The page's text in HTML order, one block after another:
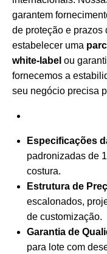
garantem
de proteção e prazos
estabelecer uma
white-label ou
fornecemos a
seu negócio precisa
Especificações
padronizadas de
costura.
Estrutura de
escalonados,
de customização.
Garantia de
para lote com